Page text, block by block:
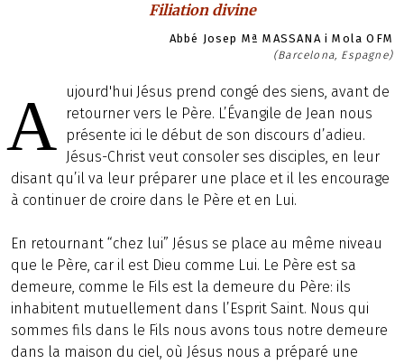
Filiation divine
Abbé Josep Mª MASSANA i Mola OFM
(Barcelona, Espagne)
A
ujourd'hui Jésus prend congé des siens, avant de
retourner vers le Père. L’Évangile de Jean nous
présente ici le début de son discours d’adieu.
Jésus-Christ veut consoler ses disciples, en leur
disant qu’il va leur préparer une place et il les encourage
à continuer de croire dans le Père et en Lui.
En retournant “chez lui” Jésus se place au même niveau
que le Père, car il est Dieu comme Lui. Le Père est sa
demeure, comme le Fils est la demeure du Père: ils
inhabitent mutuellement dans l’Esprit Saint. Nous qui
sommes fils dans le Fils nous avons tous notre demeure
dans la maison du ciel, où Jésus nous a préparé une